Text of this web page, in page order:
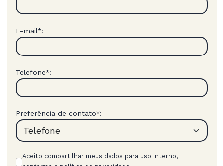
E-mail*:
Telefone*:
Preferência de contato*:
Aceito compartilhar meus dados para uso interno,